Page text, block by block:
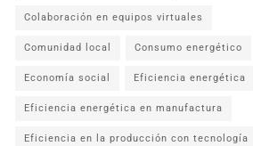
Colaboración en equipos virtuales
Comunidad local Consumo energético
Economía social Eficiencia energética
Eficiencia energética en manufactura
Eficiencia en la producción con tecnología